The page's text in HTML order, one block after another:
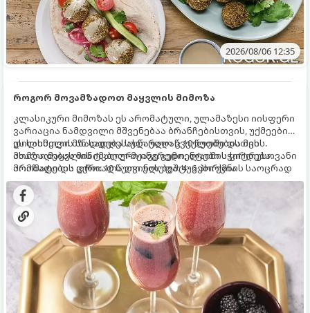
2026/08/06 12:35
როგორ მოვამზადოთ მაყვლის მიმოზა
კლასიკური მიმოზას ეს არომატული, ულამაზესი იისფერი
ვარიაცია ნამდვილი მშვენებაა ბრანჩებისთვის, უქმეების
დილისთვის ან სადღესასწაულო წვეულებებისთვის.
ახალი მაყვლის ტკბილ-მჟავე გემო, ლაიმის ციტრუსოვანი
არომატი და ცქრიალა ღვინის ბუშტუკები ქმნის საოცრად
დახვეწილ და მაგრილებელ კოქტეილს.
ეს სასმელი მზადდება სულ რაღაც 10 წუთში და მის
მომზადებას მინიმალური ინგრედიენტები სჭირდება.
მომზადების დრო: 10 წუთი ულუფა: 4–6 პორცია